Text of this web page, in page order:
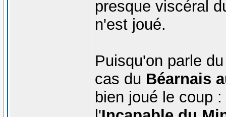
presque viscéral
n'est joué.
Puisqu'on parle
cas du Béarnais
bien joué le coup